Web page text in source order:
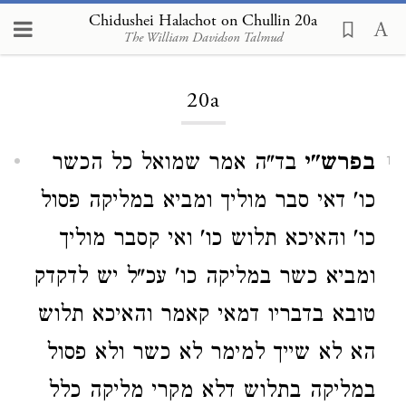
Chidushei Halachot on Chullin 20a
The William Davidson Talmud
Loading...
20a
1 בפרש"י בד"ה אמר שמואל כל הכשר
כו' דאי סבר מוליך ומביא במליקה פסול
כו' והאיכא תלוש כו' ואי קסבר מוליך
ומביא כשר במליקה כו' עכ"ל יש לדקדק
טובא בדבריו דמאי קאמר והאיכא תלוש
הא לא שייך למימר לא כשר ולא פסול
במליקה בתלוש דלא מקרי מליקה כלל